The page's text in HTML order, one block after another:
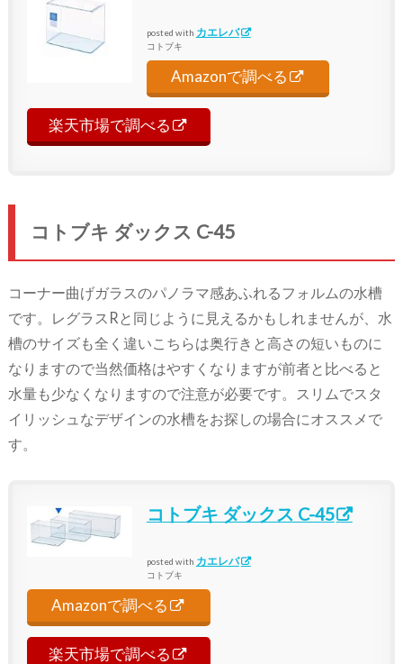
posted with カエレバ
コトブキ
Amazonで調べる
楽天市場で調べる
コトブキ ダックス C-45
コーナー曲げガラスのパノラマ感あふれるフォルムの水槽
です。レグラスRと同じように見えるかもしれませんが、水
槽のサイズも全く違いこちらは奥行きと高さの短いものに
なりますので当然価格はやすくなりますが前者と比べると
水量も少なくなりますので注意が必要です。スリムでスタ
イリッシュなデザインの水槽をお探しの場合にオススメで
す。
コトブキ ダックス C-45
posted with カエレバ
コトブキ
Amazonで調べる
楽天市場で調べる